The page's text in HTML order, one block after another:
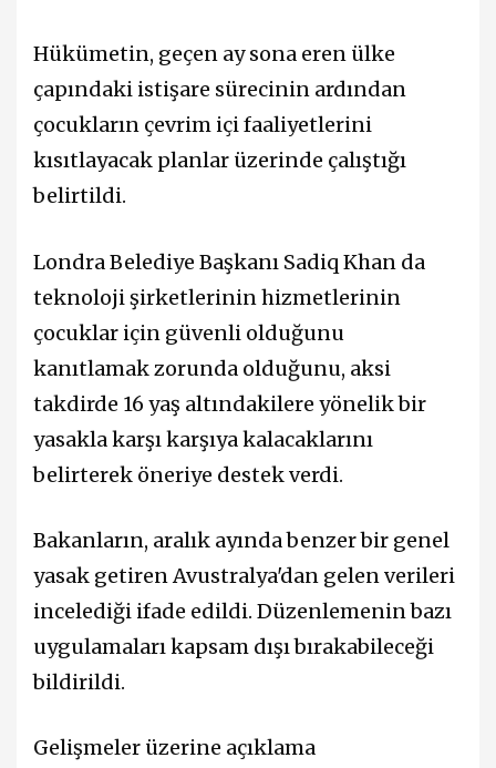
Hükümetin, geçen ay sona eren ülke
çapındaki istişare sürecinin ardından
çocukların çevrim içi faaliyetlerini
kısıtlayacak planlar üzerinde çalıştığı
belirtildi.
Londra Belediye Başkanı Sadiq Khan da
teknoloji şirketlerinin hizmetlerinin
çocuklar için güvenli olduğunu
kanıtlamak zorunda olduğunu, aksi
takdirde 16 yaş altındakilere yönelik bir
yasakla karşı karşıya kalacaklarını
belirterek öneriye destek verdi.
Bakanların, aralık ayında benzer bir genel
yasak getiren Avustralya'dan gelen verileri
incelediği ifade edildi. Düzenlemenin bazı
uygulamaları kapsam dışı bırakabileceği
bildirildi.
Gelişmeler üzerine açıklama